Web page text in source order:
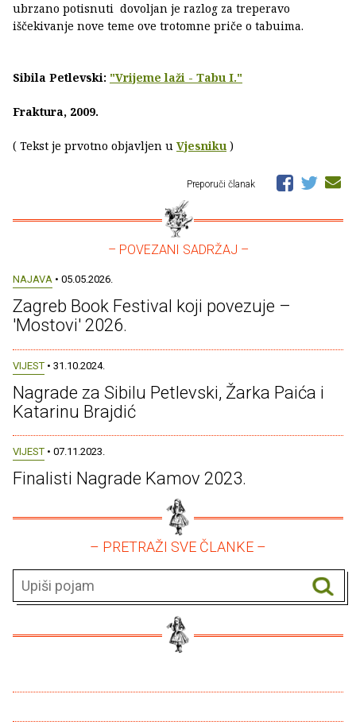
ubrzano potisnuti dovoljan je razlog za treperavo
iščekivanje nove teme ove trotomne priče o tabuima.
Sibila Petlevski: "Vrijeme laži - Tabu I."
Fraktura, 2009.
( Tekst je prvotno objavljen u Vjesniku )
Preporuči članak
– POVEZANI SADRŽAJ –
NAJAVA • 05.05.2026.
Zagreb Book Festival koji povezuje –
'Mostovi' 2026.
VIJEST • 31.10.2024.
Nagrade za Sibilu Petlevski, Žarka Paića i
Katarinu Brajdić
VIJEST • 07.11.2023.
Finalisti Nagrade Kamov 2023.
– PRETRAŽI SVE ČLANKE –